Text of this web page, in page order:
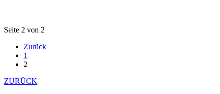
Seite 2 von 2
Zurück
1
2
ZURÜCK